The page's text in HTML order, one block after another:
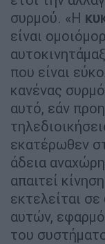
συρμού. «Η
είναι
που είναι
κανένας
αυτό, εάν
εκατέρωθεν
άδεια
απαιτεί
εκτελείται
αυτών,
του